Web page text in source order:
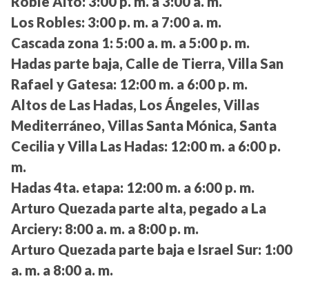
Los Robles: 3:00 p. m. a 7:00 a. m.
Cascada zona 1: 5:00 a. m. a 5:00 p. m.
Hadas parte baja, Calle de Tierra, Villa San
Rafael y Gatesa: 12:00 m. a 6:00 p. m.
Altos de Las Hadas, Los Ángeles, Villas
Mediterráneo, Villas Santa Mónica, Santa
Cecilia y Villa Las Hadas: 12:00 m. a 6:00 p.
m.
Hadas 4ta. etapa: 12:00 m. a 6:00 p. m.
Arturo Quezada parte alta, pegado a La
Arciery: 8:00 a. m. a 8:00 p. m.
Arturo Quezada parte baja e Israel Sur: 1:00
a. m. a 8:00 a. m.